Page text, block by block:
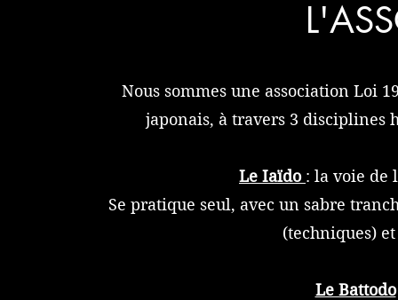
Nous sommes une association Loi
japonais, à travers 3 disciplines
Le Iaïdo : la voie de
Se pratique seul, avec un sabre
(techniques)
Le Battodo